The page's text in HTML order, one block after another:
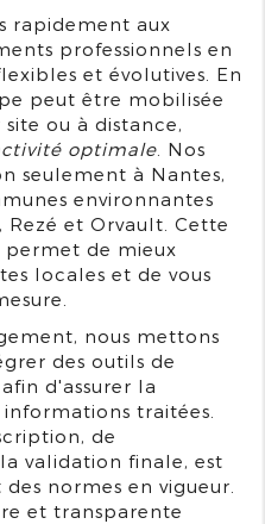
rapidement aux
professionnels en
et évolutives. En
peut être mobilisée
ou à distance,
optimale . Nos
seulement à Nantes,
environnantes
et Orvault. Cette
de mieux
locales et de vous
nous mettons
des outils de
d'assurer la
informations traitées.
de
validation finale, est
normes en vigueur.
et transparente